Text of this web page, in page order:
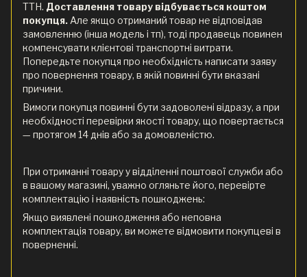
ТТН. Доставлення товару відбувається коштом
покупця. Але якщо отриманий товар не відповідав
замовленню (інша модель і тп), тоді продавець повинен
компенсувати клієнтові транспортні витрати.
Попередьте покупця про необхідність написати заяву
про повернення товару, в якій повинні бути вказані
причини.
Вимоги покупця повинні бути задоволені відразу, а при
необхідності перевірки якості товару, що повертається
— протягом 14 днів або за домовленістю.
При отриманні товару у відділенні поштової служби або
в вашому магазині, уважно огляньте його, перевірте
комплектацію і наявність пошкоджень:
Якщо виявлені пошкодження або неповна
комплектація товару, ви можете відмовити покупцеві в
поверненні.